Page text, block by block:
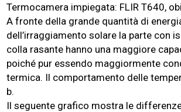
Termocamera impiegata: FLIR T640,
A fronte della grande quantità di
dell’irraggiamento solare la parte con
colla rasante hanno una maggiore
poiché pur essendo maggiormente
termica. Il comportamento delle
b.
Il seguente grafico mostra le